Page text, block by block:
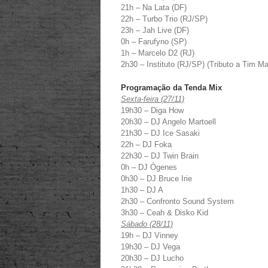
21h – Na Lata (DF)
22h – Turbo Trio (RJ/SP)
23h – Jah Live (DF)
0h – Farufyno (SP)
1h – Marcelo D2 (RJ)
2h30 – Instituto (RJ/SP) (Tributo a Tim
Programação da Tenda Mix
Sexta-feira (27/11)
19h30 – Diga How
20h30 – DJ Angelo Martoell
21h30 – DJ Ice Sasaki
22h – DJ Foka
22h30 – DJ Twin Brain
0h – DJ Ógenes
0h30 – DJ Bruce Irie
1h30 – DJ A
2h30 – Confronto Sound System
3h30 – Ceah & Disko Kid
Sábado (28/11)
19h – DJ Vinney
19h30 – DJ Vega
20h30 – DJ Lucho